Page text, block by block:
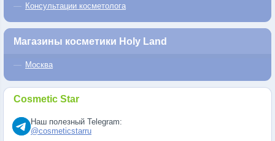
Консультации косметолога
Магазины косметики Holy Land
Москва
Cosmetic Star
Наш полезный Telegram:
@cosmeticstarru